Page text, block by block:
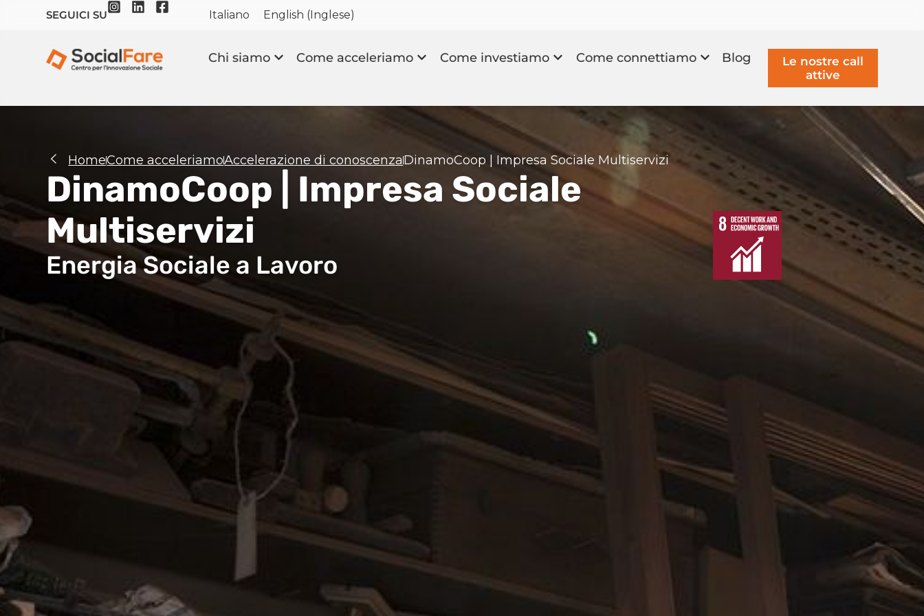
SEGUICI SU Italiano English (Inglese)
Chi siamo Come acceleriamo Come investiamo Come connettiamo Blog
Le nostre call
attive
HomeCome acceleriamoAccelerazione di conoscenzaDinamoCoop | Impresa Sociale Multiservizi
DinamoCoop | Impresa Sociale
Multiservizi
Energia Sociale a Lavoro